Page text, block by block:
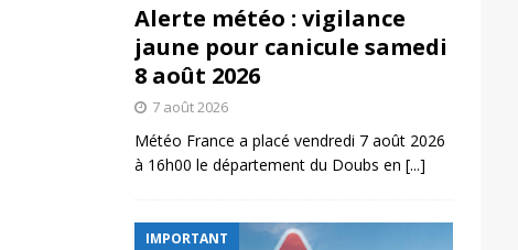
Alerte météo : vigilance
jaune pour canicule samedi
8 août 2026
7 août 2026
Météo France a placé vendredi 7 août 2026
à 16h00 le département du Doubs en [...]
IMPORTANT